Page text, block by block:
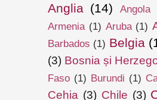
Anglia (14) Angola
Armenia (1) Aruba (1)
Barbados (1) Belgia
(3) Bosnia și
Faso (1) Burundi (1)
Cehia (3) Chile (3)